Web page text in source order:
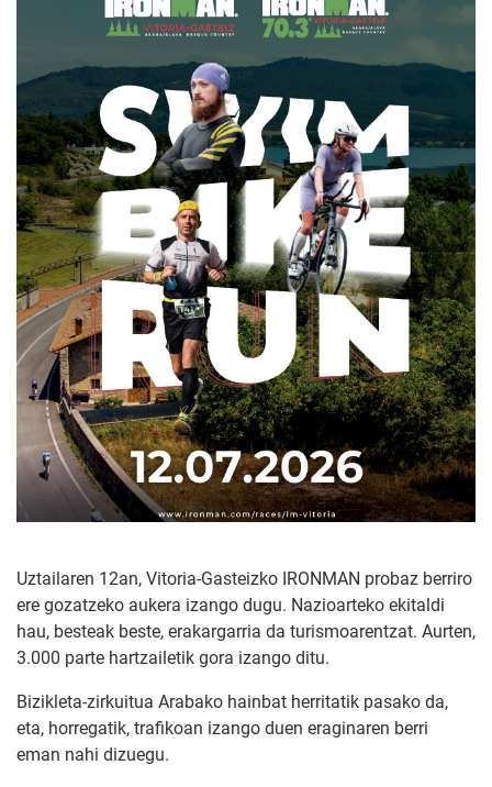
Uztailaren 12an, Vitoria-Gasteizko IRONMAN probaz berriro
ere gozatzeko aukera izango dugu. Nazioarteko ekitaldi
hau, besteak beste, erakargarria da turismoarentzat. Aurten,
3.000 parte hartzailetik gora izango ditu.
Bizikleta-zirkuitua Arabako hainbat herritatik pasako da,
eta, horregatik, trafikoan izango duen eraginaren berri
eman nahi dizuegu.